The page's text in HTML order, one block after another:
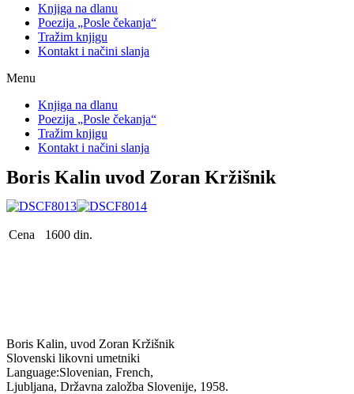
Knjiga na dlanu
Poezija „Posle čekanja“
Tražim knjigu
Kontakt i načini slanja
Menu
Knjiga na dlanu
Poezija „Posle čekanja“
Tražim knjigu
Kontakt i načini slanja
Boris Kalin uvod Zoran Kržišnik
Cena 1600 din.
Boris Kalin, uvod Zoran Kržišnik
Slovenski likovni umetniki
Language:Slovenian, French,
Ljubljana, Državna založba Slovenije, 1958.